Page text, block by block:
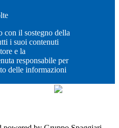
con il sostegno della
i suoi contenuti
e la
responsabile per
delle informazioni